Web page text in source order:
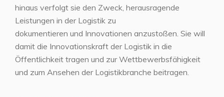
hinaus verfolgt sie den Zweck, herausragende
Leistungen in der Logistik zu
dokumentieren und Innovationen anzustoßen. Sie will
damit die Innovationskraft der Logistik in die
Öffentlichkeit tragen und zur Wettbewerbsfähigkeit
und zum Ansehen der Logistikbranche beitragen.